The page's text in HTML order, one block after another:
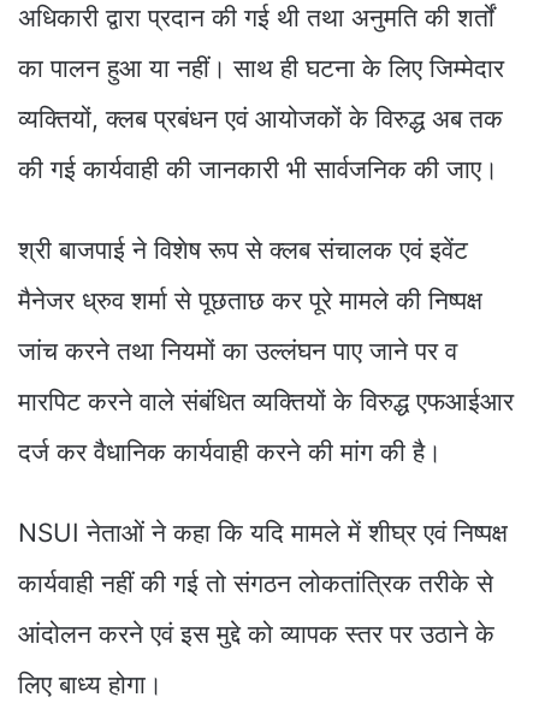
अधिकारी द्वारा प्रदान की गई थी तथा अनुमति की शर्तों
का पालन हुआ या नहीं। साथ ही घटना के लिए जिम्मेदार
व्यक्तियों, क्लब प्रबंधन एवं आयोजकों के विरुद्ध अब तक
की गई कार्यवाही की जानकारी भी सार्वजनिक की जाए।
श्री बाजपाई ने विशेष रूप से क्लब संचालक एवं इवेंट
मैनेजर ध्रुव शर्मा से पूछताछ कर पूरे मामले की निष्पक्ष
जांच करने तथा नियमों का उल्लंघन पाए जाने पर व
मारपिट करने वाले संबंधित व्यक्तियों के विरुद्ध एफआईआर
दर्ज कर वैधानिक कार्यवाही करने की मांग की है।
NSUI नेताओं ने कहा कि यदि मामले में शीघ्र एवं निष्पक्ष
कार्यवाही नहीं की गई तो संगठन लोकतांत्रिक तरीके से
आंदोलन करने एवं इस मुद्दे को व्यापक स्तर पर उठाने के
लिए बाध्य होगा।